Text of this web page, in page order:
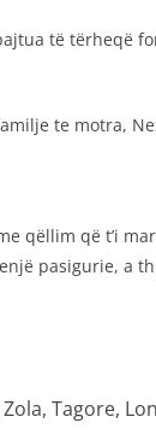
të tërheqë
te motra,
qëllim që t’i
pasigurie, a
Tagore,